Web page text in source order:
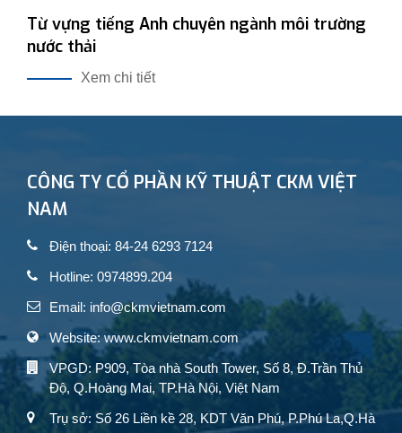
Từ vựng tiếng Anh chuyên ngành môi trường
nước thải
Xem chi tiết
CÔNG TY CỔ PHẦN KỸ THUẬT CKM VIỆT
NAM
Điện thoại: 84-24 6293 7124
Hotline: 0974899.204
Email: info@ckmvietnam.com
Website: www.ckmvietnam.com
VPGD: P909, Tòa nhà South Tower, Số 8, Đ.Trần Thủ
Độ, Q.Hoàng Mai, TP.Hà Nội, Việt Nam
Trụ sở: Số 26 Liền kề 28, KDT Văn Phú, P.Phú La,Q.Hà